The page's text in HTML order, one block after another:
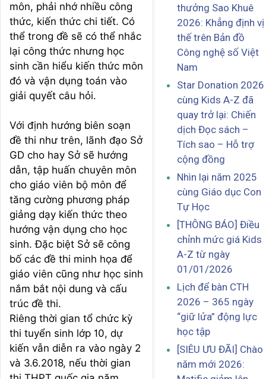
môn, phải nhớ nhiều công
thức, kiến thức chi tiết. Có
thể trong đề sẽ có thể nhắc
lại công thức nhưng học
sinh cần hiểu kiến thức môn
đó và vận dụng toán vào
giải quyết câu hỏi.
Với định hướng biên soạn
đề thi như trên, lãnh đạo Sở
GD cho hay Sở sẽ hướng
dẫn, tập huấn chuyên môn
cho giáo viên bộ môn để
tăng cường phương pháp
giảng dạy kiến thức theo
hướng vận dụng cho học
sinh. Đặc biệt Sở sẽ công
bố các đề thi minh họa để
giáo viên cũng như học sinh
nắm bắt nội dung và cấu
trúc đề thi.
Riêng thời gian tổ chức kỳ
thi tuyển sinh lớp 10, dự
kiến vẫn diễn ra vào ngày 2
và 3.6.2018, nếu thời gian
thưởng Sao Khuê
2026: Khẳng định vị
thế trên Bản đồ
Công nghệ số Việt
Nam
Star Donation 2026
cùng Kids A-Z đã
quay trở lại: Chiến
dịch Đọc sách –
Tích sao – Hỗ trợ
cộng đồng
Nhìn lại năm 2025
cùng Giáo dục Con
Tự Học
[THÔNG BÁO] Điều
chỉnh mức giá Kids
A-Z từ ngày
01/01/2026
Lịch để bàn CTH
2026 – 365 ngày
“giữ lửa” động lực
học tập
[SIÊU ƯU ĐÃI] Chào
năm mới 2026: